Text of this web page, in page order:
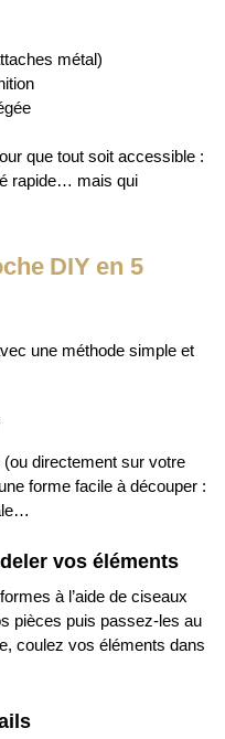
métal)
que tout soit accessible :
rapide… mais qui
DIY en 5
une méthode simple et
directement sur votre
forme facile à découper :
vos éléments
à l’aide de ciseaux
pièces puis passez-les au
coulez vos éléments dans